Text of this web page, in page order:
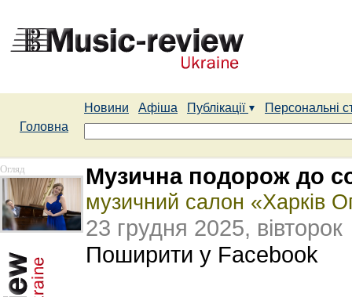
Новини Афіша Публікації
Персональні
Головна
Огляд Музична подорож до
музичний салон «Харків
23 грудня 2025, вівторок
Поширити у Facebook